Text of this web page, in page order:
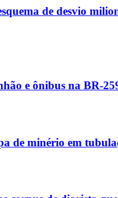
de desvio
e ônibus na BR-
de minério em